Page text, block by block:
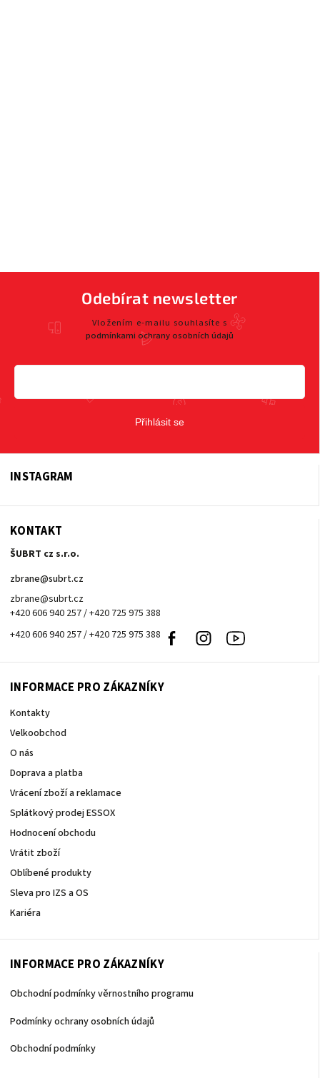
Odebírat newsletter
Vložením e-mailu souhlasíte s
podmínkami ochrany osobních údajů
Přihlásit se
INSTAGRAM
KONTAKT
ŠUBRT cz s.r.o.
zbrane@subrt.cz
zbrane@subrt.cz
+420 606 940 257 / +420 725 975 388
+420 606 940 257 / +420 725 975 388
Facebook Instagram
INFORMACE PRO ZÁKAZNÍKY
Kontakty
Velkoobchod
O nás
Doprava a platba
Vrácení zboží a reklamace
Splátkový prodej ESSOX
Hodnocení obchodu
Vrátit zboží
Oblíbené produkty
Sleva pro IZS a OS
Kariéra
INFORMACE PRO ZÁKAZNÍKY
Obchodní podmínky věrnostního programu
Podmínky ochrany osobních údajů
Obchodní podmínky